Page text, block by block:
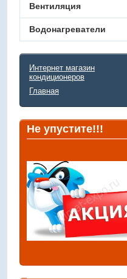
Вентиляция
Водонагреватели
Интернет магазин
кондиционеров
Главная
Не упустите!!!